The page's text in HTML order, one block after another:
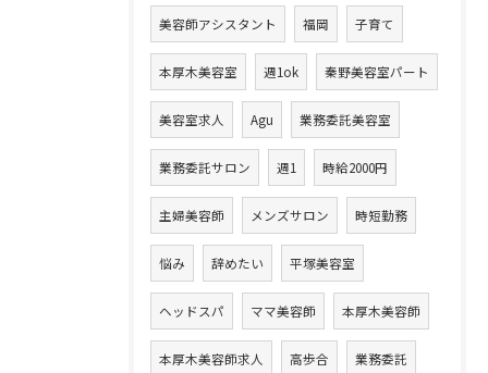
美容師アシスタント 福岡 子育て
本厚木美容室 週1ok 秦野美容室パート
美容室求人 Agu 業務委託美容室
業務委託サロン 週1 時給2000円
主婦美容師 メンズサロン 時短勤務
悩み 辞めたい 平塚美容室
ヘッドスパ ママ美容師 本厚木美容師
本厚木美容師求人 高歩合 業務委託